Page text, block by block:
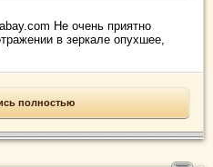
Не очень приятно
в зеркале опухшее,
полностью